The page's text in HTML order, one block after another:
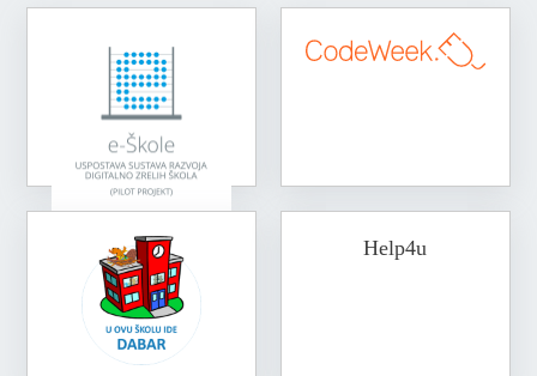
Help4u